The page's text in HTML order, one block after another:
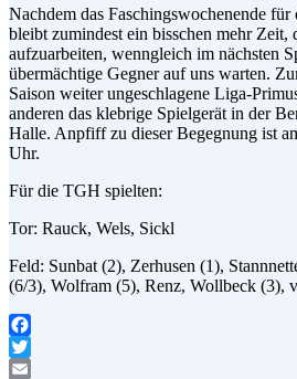
Nachdem das Faschingswochenende
bleibt zumindest ein bisschen mehr Zeit,
aufzuarbeiten, wenngleich im nächsten
übermächtige Gegner auf uns warten.
Saison weiter ungeschlagene Liga-
anderen das klebrige Spielgerät in der
Halle. Anpfiff zu dieser Begegnung ist
Uhr.
Für die TGH spielten:
Tor: Rauck, Wels, Sickl
Feld: Sunbat (2), Zerhusen (1),
(6/3), Wolfram (5), Renz, Wollbeck (3),
Facebook
Twitter